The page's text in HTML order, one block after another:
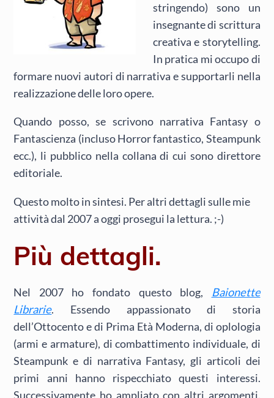
stringendo) sono un
insegnante di scrittura
creativa e storytelling.
In pratica mi occupo di
formare nuovi autori di narrativa e supportarli nella
realizzazione delle loro opere.
Quando posso, se scrivono narrativa Fantasy o
Fantascienza (incluso Horror fantastico, Steampunk
ecc.), li pubblico nella collana di cui sono direttore
editoriale.
Questo molto in sintesi. Per altri dettagli sulle mie
attività dal 2007 a oggi prosegui la lettura. ;-)
Più dettagli.
Nel 2007 ho fondato questo blog,
Baionette
Librarie. Essendo appassionato di storia
dell’Ottocento e di Prima Età Moderna, di oplologia
(armi e armature), di combattimento individuale, di
Steampunk e di narrativa Fantasy, gli articoli dei
primi anni hanno rispecchiato questi interessi.
Successivamente ho ampliato con altri argomenti,